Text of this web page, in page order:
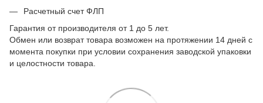
Расчетный счет ФЛП
Гарантия от производителя от 1 до 5 лет.
Обмен или возврат товара возможен на протяжении 14 дней с
момента покупки при условии сохранения заводской упаковки
и целостности товара.